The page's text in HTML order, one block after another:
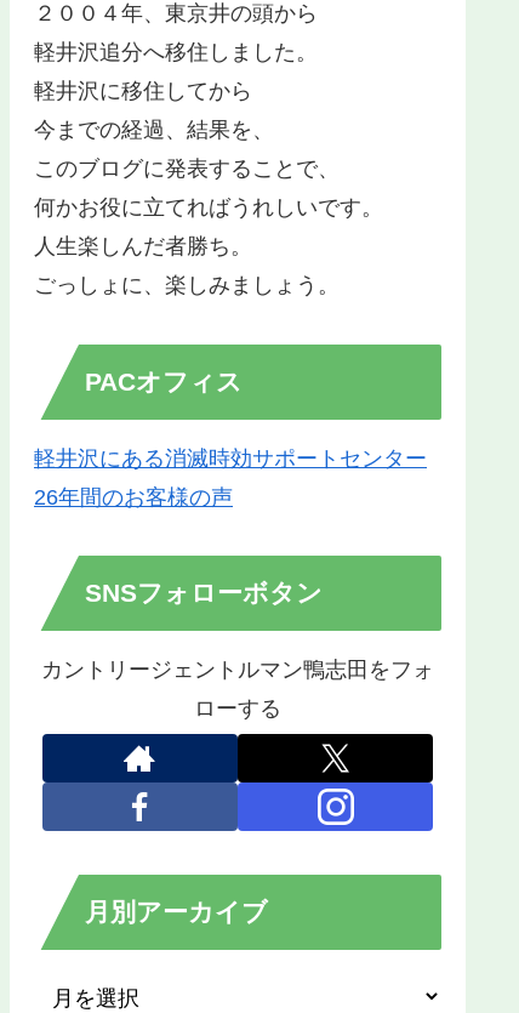
２００４年、東京井の頭から
軽井沢追分へ移住しました。
軽井沢に移住してから
今までの経過、結果を、
このブログに発表することで、
何かお役に立てればうれしいです。
人生楽しんだ者勝ち。
ごっしょに、楽しみましょう。
PACオフィス
軽井沢にある消滅時効サポートセンター
26年間のお客様の声
SNSフォローボタン
カントリージェントルマン鴨志田をフォ
ローする
月別アーカイブ